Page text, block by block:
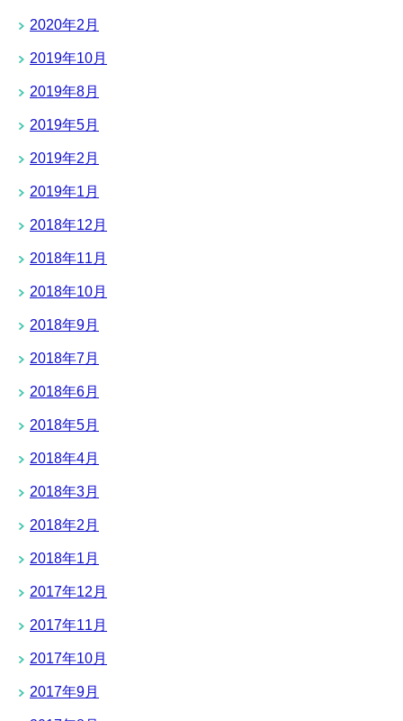
2020年2月
2019年10月
2019年8月
2019年5月
2019年2月
2019年1月
2018年12月
2018年11月
2018年10月
2018年9月
2018年7月
2018年6月
2018年5月
2018年4月
2018年3月
2018年2月
2018年1月
2017年12月
2017年11月
2017年10月
2017年9月